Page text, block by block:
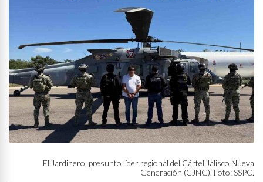
El Jardinero, presunto líder regional del Cártel Jalisco Nueva
Generación (CJNG). Foto: SSPC.